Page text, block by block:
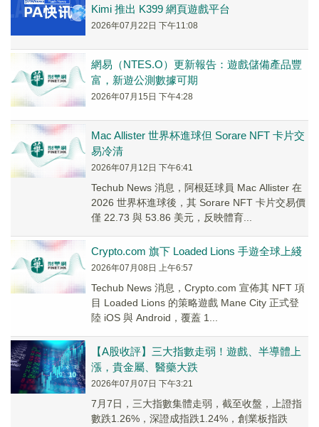
Kimi 推出 K399 網頁遊戲平台
2026年07月22日 下午11:08
網易（NTES.O）更新報告：遊戲儲備產品豐
富，新遊公測數據可期
2026年07月15日 下午4:28
Mac Allister 世界杯進球但 Sorare NFT 卡片交
易冷清
2026年07月12日 下午6:41
Techub News 消息，阿根廷球員 Mac Allister 在
2026 世界杯進球後，其 Sorare NFT 卡片交易價
僅 22.73 與 53.86 美元，反映體育...
Crypto.com 旗下 Loaded Lions 手遊全球上綫
2026年07月08日 上午6:57
Techub News 消息，Crypto.com 宣佈其 NFT 項
目 Loaded Lions 的策略遊戲 Mane City 正式登
陸 iOS 與 Android，覆蓋 1...
【A股收評】三大指數走弱！遊戲、半導體上
漲，貴金屬、醫藥大跌
2026年07月07日 下午3:21
7月7日，三大指數集體走弱，截至收盤，上證指
數跌1.26%，深證成指跌1.24%，創業板指跌